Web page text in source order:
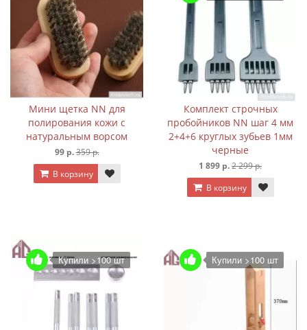
Мини щетка NN для
полирования кожи с
натуральным ворсом
99 р.359 р.
В корзину
Комплект строчных
пробойников NN шаг 4 мм
2+4+6 круглых зубьев 1мм
черные
1 899 р.2 299 р.
В корзину
Купили >100 шт Купили >100 шт